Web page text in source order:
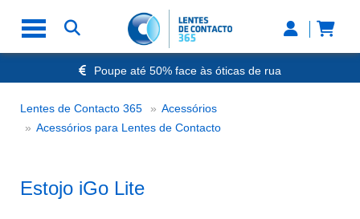
Poupe até 50% face às óticas de rua
Envio Rápido 24h a 48h
Nº1 na Opinião dos Clientes
Lentes de Contacto 365
Acessórios
Acessórios para Lentes de ContactoEstojo iGo Lite
Estojo iGo Lite